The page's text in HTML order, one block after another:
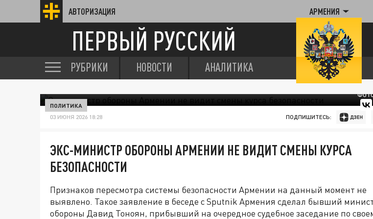
АВТОРИЗАЦИЯ АРМЕНИЯ
ПЕРВЫЙ РУССКИЙ
РУБРИКИ НОВОСТИ АНАЛИТИКА
ПОЛИТИКА
03 ИЮНЯ 2026 18:28 ПОДПИШИТЕСЬ:
ЭКС-МИНИСТР ОБОРОНЫ АРМЕНИИ НЕ ВИДИТ СМЕНЫ КУРСА
БЕЗОПАСНОСТИ
Признаков пересмотра системы безопасности Армении на данный момент не
выявлено. Такое заявление в беседе с Sputnik Армения сделал бывший
обороны Давид Тоноян, прибывший на очередное судебное заседание по